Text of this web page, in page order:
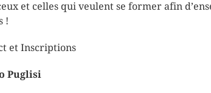
et celles qui veulent se former afin
!
et Inscriptions
Puglisi